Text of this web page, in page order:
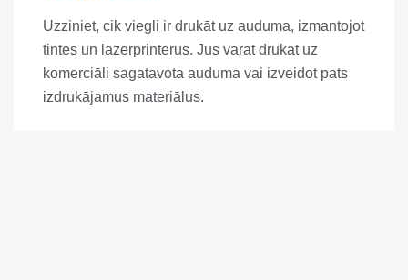
Uzziniet, cik viegli ir drukāt uz auduma, izmantojot
tintes un lāzerprinterus. Jūs varat drukāt uz
komerciāli sagatavota auduma vai izveidot pats
izdrukājamus materiālus.